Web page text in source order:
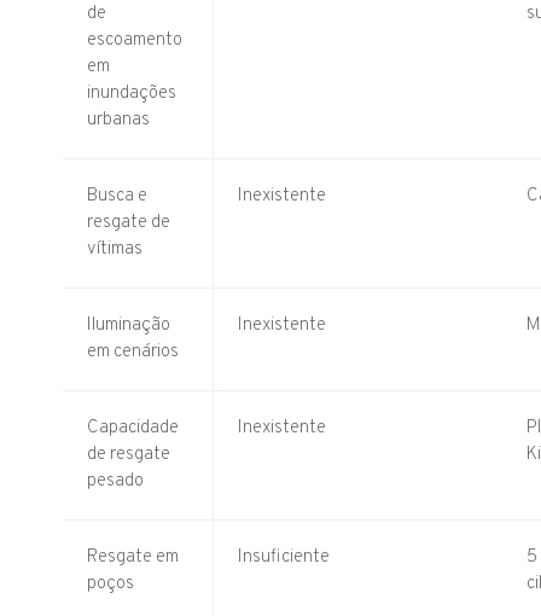
de
escoamento
em
inundações
urbanas
Busca e
resgate de
vítimas
Inexistente
Iluminação
em cenários
Inexistente
Capacidade
de resgate
pesado
Inexistente
Resgate em
poços
Insuficiente
5